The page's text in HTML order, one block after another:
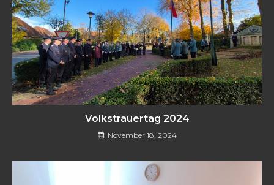
Volkstrauertag 2024
November 18, 2024